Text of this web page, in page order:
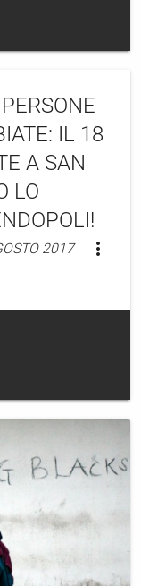
IL 18
A SAN
LO
more_vert
2017